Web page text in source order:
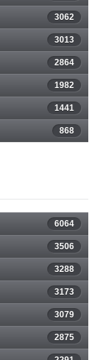
3062
3013
2864
1982
1441
868
6064
3506
3288
3173
3079
2875